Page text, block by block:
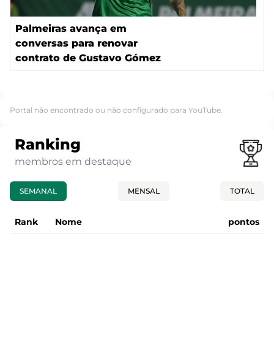
Palmeiras avança em
conversas para renovar
contrato de Gustavo Gómez
Portal não encontrado ou não configurado para YouTube.
Ranking
membros em destaque
SEMANAL MENSAL TOTAL
Rank Nome pontos